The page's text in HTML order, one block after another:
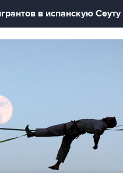
в испанскую Сеуту